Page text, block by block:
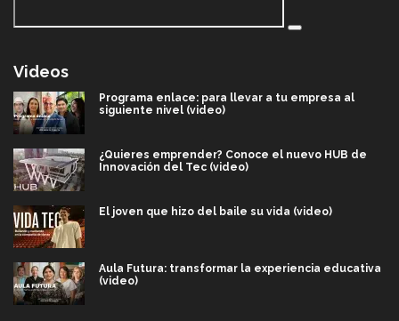
Videos
Programa enlace: para llevar a tu empresa al
siguiente nivel (video)
¿Quieres emprender? Conoce el nuevo HUB de
Innovación del Tec (video)
El joven que hizo del baile su vida (video)
Aula Futura: transformar la experiencia educativa
(video)